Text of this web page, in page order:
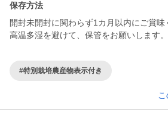
保存方法
開封未開封に関わらず1カ月以内にご賞味
高温多湿を避けて、保管をお願いします。
#特別栽培農産物表示付き